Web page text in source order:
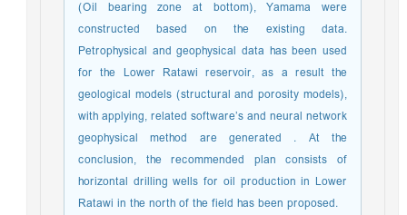
(Oil bearing zone at bottom), Yamama were
constructed based on the existing data.
Petrophysical and geophysical data has been used
for the Lower Ratawi reservoir, as a result the
geological models (structural and porosity models),
with applying, related software’s and neural network
geophysical method are generated . At the
conclusion, the recommended plan consists of
horizontal drilling wells for oil production in Lower
Ratawi in the north of the field has been proposed.